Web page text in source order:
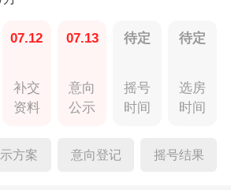
07.12
补交
资料
07.13
意向
公示
待定
摇号
时间
待定
选房
时间
方案 意向登记 摇号结果